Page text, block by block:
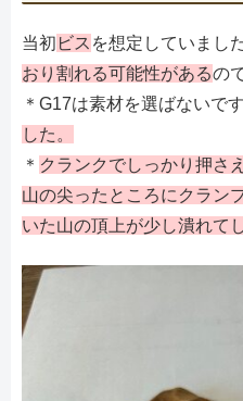
当初 ビス を想定していまし
おり割れる可能性があるの
＊G17は素材を選ばないです
した。
＊ クランクでしっかり押さ
山の尖ったところにクラン
いた山の頂上が少し潰れて